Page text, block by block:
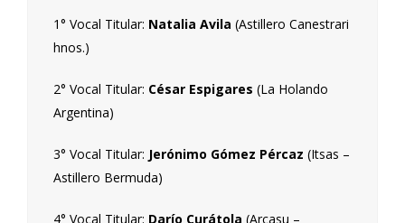
1° Vocal Titular: Natalia Avila (Astillero Canestrari
hnos.)
2° Vocal Titular: César Espigares (La Holando
Argentina)
3° Vocal Titular: Jerónimo Gómez Pércaz (Itsas –
Astillero Bermuda)
4° Vocal Titular: Darío Curátola (Arcasu –